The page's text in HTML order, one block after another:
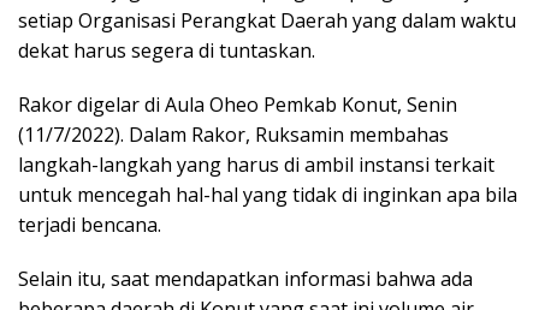
setiap Organisasi Perangkat Daerah yang dalam waktu
dekat harus segera di tuntaskan.
Rakor digelar di Aula Oheo Pemkab Konut, Senin
(11/7/2022). Dalam Rakor, Ruksamin membahas
langkah-langkah yang harus di ambil instansi terkait
untuk mencegah hal-hal yang tidak di inginkan apa bila
terjadi bencana.
Selain itu, saat mendapatkan informasi bahwa ada